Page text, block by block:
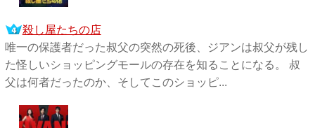
殺し屋たちの店
唯一の保護者だった叔父の突然の死後、ジアンは叔父が残し
た怪しいショッピングモールの存在を知ることになる。 叔
父は何者だったのか、そしてこのショッピ...